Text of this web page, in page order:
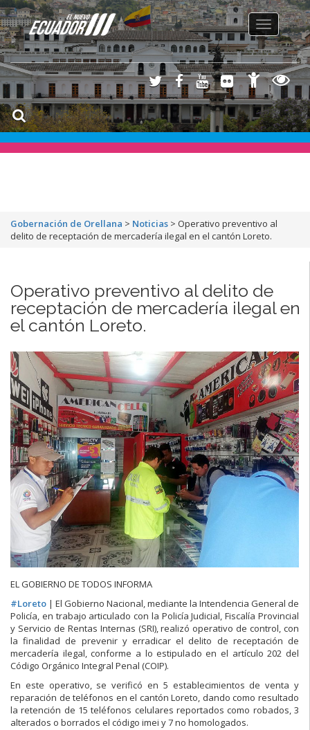
Toggle
navigation
Gobernación de Orellana > Noticias > Operativo preventivo al
delito de receptación de mercadería ilegal en el cantón Loreto.
Operativo preventivo al delito de
receptación de mercadería ilegal en
el cantón Loreto.
EL GOBIERNO DE TODOS INFORMA
#Loreto | El Gobierno Nacional, mediante la Intendencia General de
Policía, en trabajo articulado con la Policía Judicial, Fiscalía Provincial
y Servicio de Rentas Internas (SRI), realizó operativo de control, con
la finalidad de prevenir y erradicar el delito de receptación de
mercadería ilegal, conforme a lo estipulado en el artículo 202 del
Código Orgánico Integral Penal (COIP).
En este operativo, se verificó en 5 establecimientos de venta y
reparación de teléfonos en el cantón Loreto, dando como resultado
la retención de 15 teléfonos celulares reportados como robados, 3
alterados o borrados el código imei y 7 no homologados.